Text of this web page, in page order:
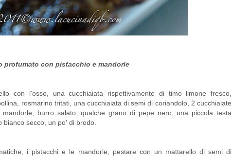
profumato con pistacchio e mandorle
con l'osso, una cucchiaiata rispettivamente di timo limone fresco,
rosmarino tritati, una cucchiaiata di semi di coriandolo, 2 cucchiaiate
burro salato, qualche grano di pepe nero, una piccola testa
bianco secco, un po' di brodo.
i pistacchi e le mandorle, pestare con un mattarello di semi di